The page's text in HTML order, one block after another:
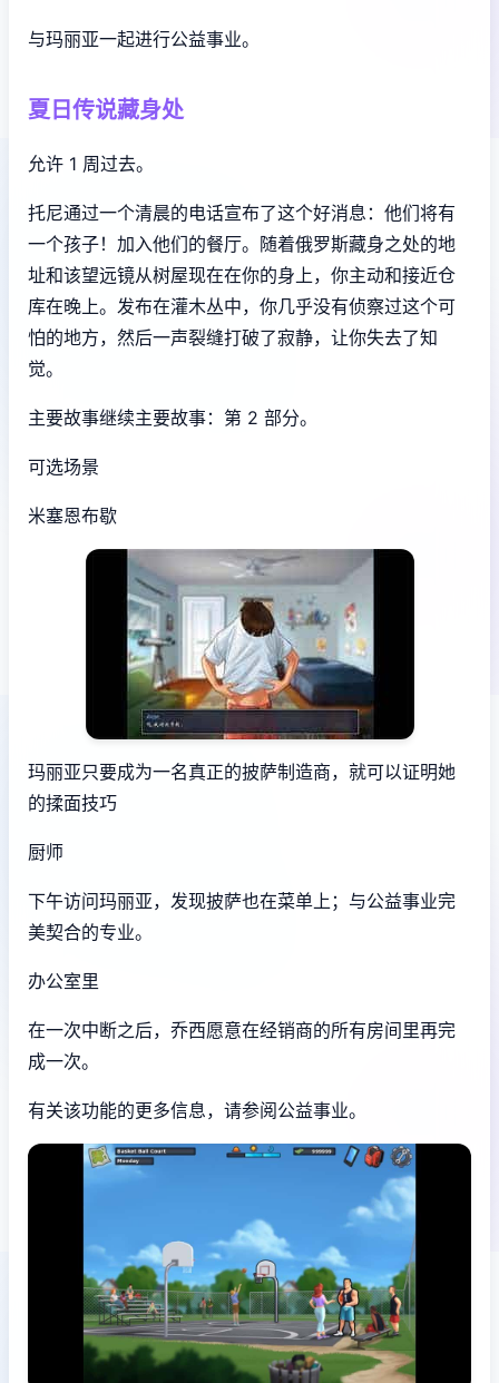
与玛丽亚一起进行公益事业。
夏日传说藏身处
允许 1 周过去。
托尼通过一个清晨的电话宣布了这个好消息：他们将有
一个孩子！加入他们的餐厅。随着俄罗斯藏身之处的地
址和该望远镜从树屋现在在你的身上，你主动和接近仓
库在晚上。发布在灌木丛中，你几乎没有侦察过这个可
怕的地方，然后一声裂缝打破了寂静，让你失去了知
觉。
主要故事继续主要故事：第 2 部分。
可选场景
米塞恩布歇
玛丽亚只要成为一名真正的披萨制造商，就可以证明她
的揉面技巧
厨师
下午访问玛丽亚，发现披萨也在菜单上；与公益事业完
美契合的专业。
办公室里
在一次中断之后，乔西愿意在经销商的所有房间里再完
成一次。
有关该功能的更多信息，请参阅公益事业。